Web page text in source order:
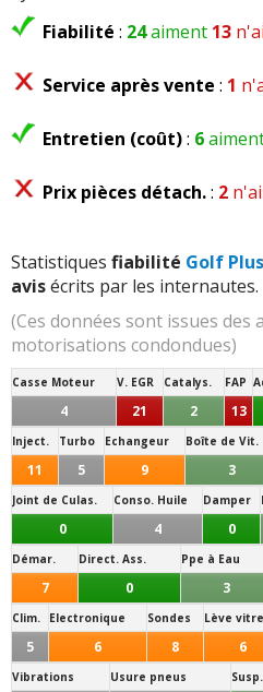
Fiabilité : 24aiment 13
Service après vente : 1
Entretien (coût): 6
Prix pièces détach.: 2
Statistiques fiabilité Golf Plus
avisécrits par les internautes.
(Ces données sont issues des
motorisations condondues)
Casse Moteur V. EGR Catalys. FAP
4 21 2 13
Inject. Turbo Echangeur Boîte de Vit.
11 5 9 3
Joint de Culas. Conso. Huile Damper
0 4 0
Démar. Direct. Ass. Ppe à Eau
7 0 3
Clim. Electronique Sondes Lève vitre
5 6 8 6
Vibrations Usure pneus